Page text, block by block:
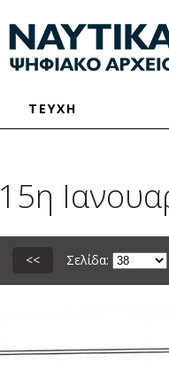
ΤΕΥΧΗ
15η
<< Σελίδα: